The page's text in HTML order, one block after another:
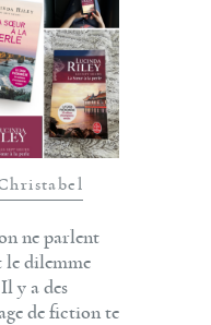
ne parlent
le dilemme
y a des
de fiction te